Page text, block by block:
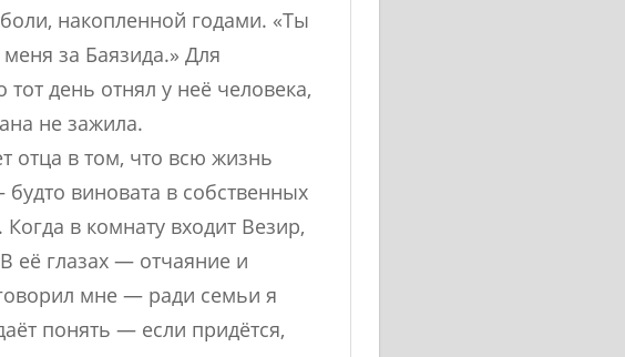
накопленной годами. «Ты
за Баязида.» Для
день отнял у неё человека,
не зажила.
отца в том, что всю жизнь
виновата в собственных
в комнату входит Везир,
её глазах — отчаяние и
мне — ради семьи я
понять — если придётся,